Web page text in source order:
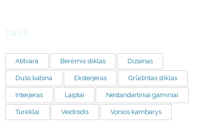
TAGS
Atitvara Berėmis stiklas Dizainas
Dušo kabina Eksterjeras Grūdintas stiklas
Interjeras Laiptai Nestandartiniai gaminiai
Turėklai Veidrodis Vonios kambarys